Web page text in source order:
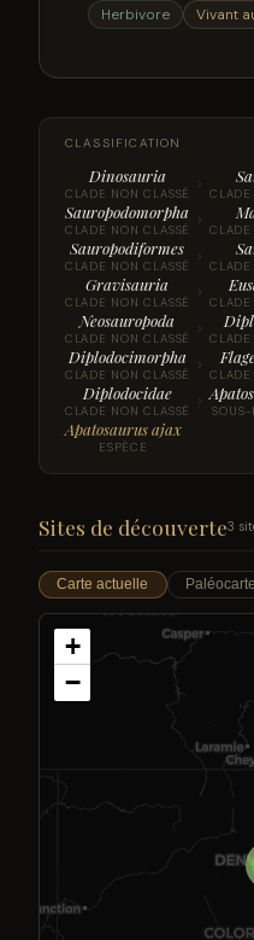
Herbivore Vivant
CLASSIFICATION
Dinosauria
CLADE NON CLASSÉ › CLADE
Sauropodomorpha
CLADE NON CLASSÉ › CLADE
Sauropodiformes
CLADE NON CLASSÉ › CLADE
Gravisauria
CLADE NON CLASSÉ › CLADE
Neosauropoda
CLADE NON CLASSÉ › CLADE
Diplodocimorpha
CLADE NON CLASSÉ › CLADE
Diplodocidae
CLADE NON CLASSÉ ›
Apatosaurus ajax
ESPÈCE
Sites de découverte3
Carte actuelle
+
−